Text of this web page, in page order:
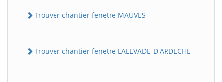
Trouver chantier fenetre MAUVES
Trouver chantier fenetre LALEVADE-D'ARDECHE